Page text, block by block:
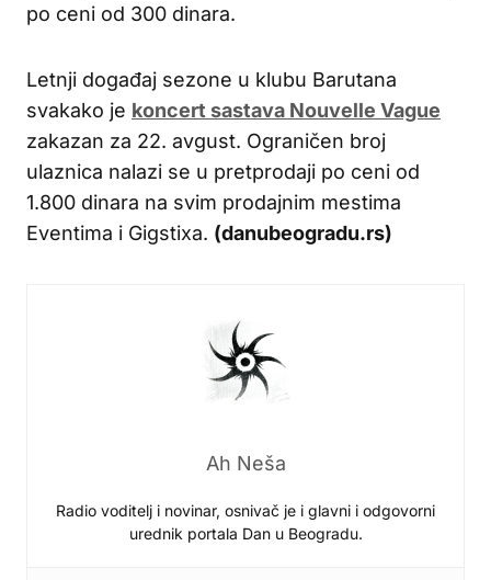
po ceni od 300 dinara.
Letnji događaj sezone u klubu Barutana
svakako je koncert sastava Nouvelle Vague
zakazan za 22. avgust. Ograničen broj
ulaznica nalazi se u pretprodaji po ceni od
1.800 dinara na svim prodajnim mestima
Eventima i Gigstixa. (danubeogradu.rs)
Ah Neša
Radio voditelj i novinar, osnivač je i glavni i odgovorni
urednik portala Dan u Beogradu.